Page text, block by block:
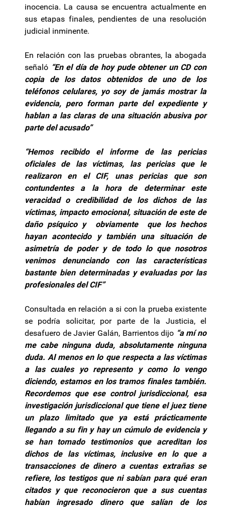
inocencia. La causa se encuentra actualmente en
sus etapas finales, pendientes de una resolución
judicial inminente.
En relación con las pruebas obrantes, la abogada
señaló “En el día de hoy pude obtener un CD con
copia de los datos obtenidos de uno de los
teléfonos celulares, yo soy de jamás mostrar la
evidencia, pero forman parte del expediente y
hablan a las claras de una situación abusiva por
parte del acusado”
“Hemos recibido el informe de las pericias
oficiales de las víctimas, las pericias que le
realizaron en el CIF, unas pericias que son
contundentes a la hora de determinar este
veracidad o credibilidad de los dichos de las
víctimas, impacto emocional, situación de este de
daño psíquico y obviamente que los hechos
hayan acontecido y también una situación de
asimetría de poder y de todo lo que nosotros
venimos denunciando con las características
bastante bien determinadas y evaluadas por las
profesionales del CIF”
Consultada en relación a si con la prueba existente
se podría solicitar, por parte de la Justicia, el
desafuero de Javier Galán, Barrientos dijo “a mí no
me cabe ninguna duda, absolutamente ninguna
duda. Al menos en lo que respecta a las víctimas
a las cuales yo represento y como lo vengo
diciendo, estamos en los tramos finales también.
Recordemos que ese control jurisdiccional, esa
investigación jurisdiccional que tiene el juez tiene
un plazo limitado que ya está prácticamente
llegando a su fin y hay un cúmulo de evidencia y
se han tomado testimonios que acreditan los
dichos de las víctimas, inclusive en lo que a
transacciones de dinero a cuentas extrañas se
refiere, los testigos que ni sabían para qué eran
citados y que reconocieron que a sus cuentas
habían ingresado dinero que salían de los